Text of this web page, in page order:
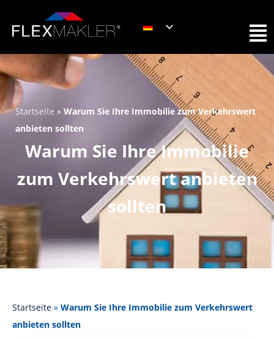
Startseite » Warum Sie Ihre Immobilie zum Verkehrswert
anbieten sollten
Warum Sie Ihre Immobilie
zum Verkehrswert anbieten
sollten
Startseite » Warum Sie Ihre Immobilie zum Verkehrswert
anbieten sollten